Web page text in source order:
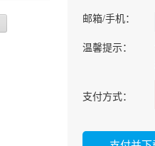
邮箱/手机：
温馨提示：
支付方式：